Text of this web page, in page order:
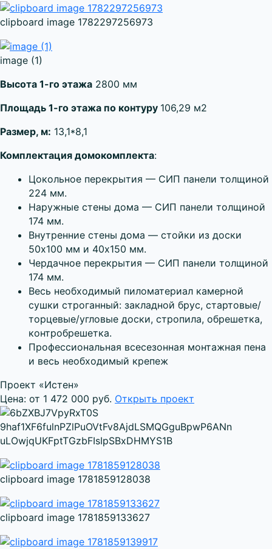
clipboard image 1782297256973
image (1)
Высота 1-го этажа 2800 мм
Площадь 1-го этажа по контуру 106,29 м2
Размер, м: 13,1*8,1
Комплектация домокомплекта:
Цокольное перекрытия — СИП панели толщиной
224 мм.
Наружные стены дома — СИП панели толщиной
174 мм.
Внутренние стены дома — стойки из доски
50х100 мм и 40х150 мм.
Чердачное перекрытия — СИП панели толщиной
174 мм.
Весь необходимый пиломатериал камерной
сушки строганный: закладной брус, стартовые/
торцевые/угловые доски, стропила, обрешетка,
контробрешетка.
Профессиональная всесезонная монтажная пена
и весь необходимый крепеж
Проект «Истен»
Цена: от 1 472 000 руб. Открыть проект
clipboard image 1781859128038
clipboard image 1781859133627